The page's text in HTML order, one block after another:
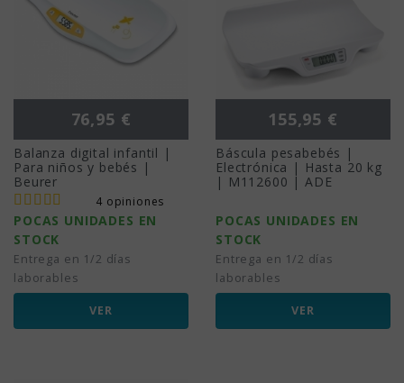
Precio
76,95 €
Balanza digital infantil |
Para niños y bebés |
Beurer
4 opiniones
POCAS UNIDADES EN
STOCK
Entrega en 1/2 días
laborables
VER
Precio
155,95 €
Báscula pesabebés |
Electrónica | Hasta 20 kg
| M112600 | ADE
POCAS UNIDADES EN
STOCK
Entrega en 1/2 días
laborables
VER